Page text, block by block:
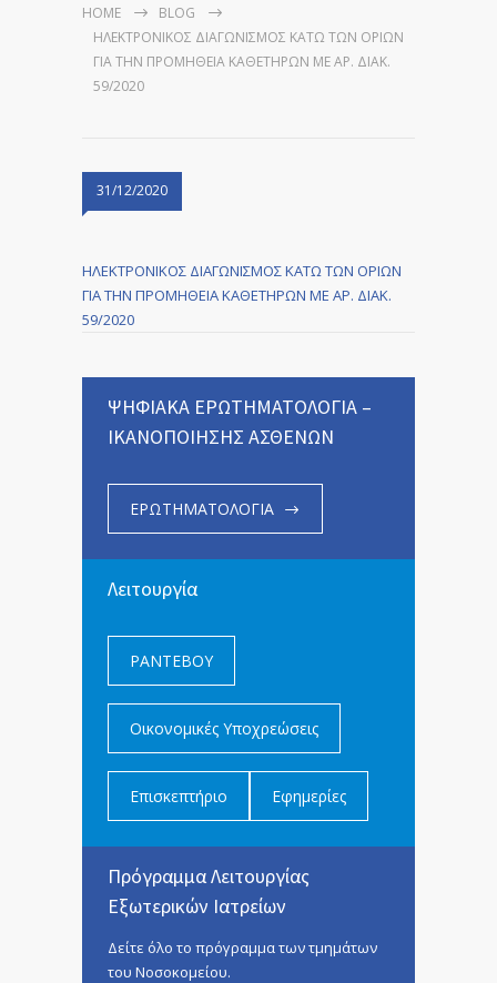
HOME
BLOG
ΗΛΕΚΤΡΟΝΙΚΟΣ ΔΙΑΓΩΝΙΣΜΟΣ ΚΑΤΩ ΤΩΝ ΟΡΙΩΝ
ΓΙΑ ΤΗΝ ΠΡΟΜΗΘΕΙΑ ΚΑΘΕΤΗΡΩΝ ΜΕ ΑΡ. ΔΙΑΚ.
59/2020
31/12/2020
ΗΛΕΚΤΡΟΝΙΚΟΣ ΔΙΑΓΩΝΙΣΜΟΣ ΚΑΤΩ ΤΩΝ ΟΡΙΩΝ
ΓΙΑ ΤΗΝ ΠΡΟΜΗΘΕΙΑ ΚΑΘΕΤΗΡΩΝ ΜΕ ΑΡ. ΔΙΑΚ.
59/2020
ΨΗΦΙΑΚΑ ΕΡΩΤΗΜΑΤΟΛΟΓΙΑ –
ΙΚΑΝΟΠΟΙΗΣΗΣ ΑΣΘΕΝΩΝ
ΕΡΩΤΗΜΑΤΟΛΟΓΙΑ
Λειτουργία
ΡΑΝΤΕΒΟΥ
Οικονομικές Υποχρεώσεις
Επισκεπτήριο Εφημερίες
Πρόγραμμα Λειτουργίας
Εξωτερικών Ιατρείων
Δείτε όλο το πρόγραμμα των τμημάτων
του Νοσοκομείου.